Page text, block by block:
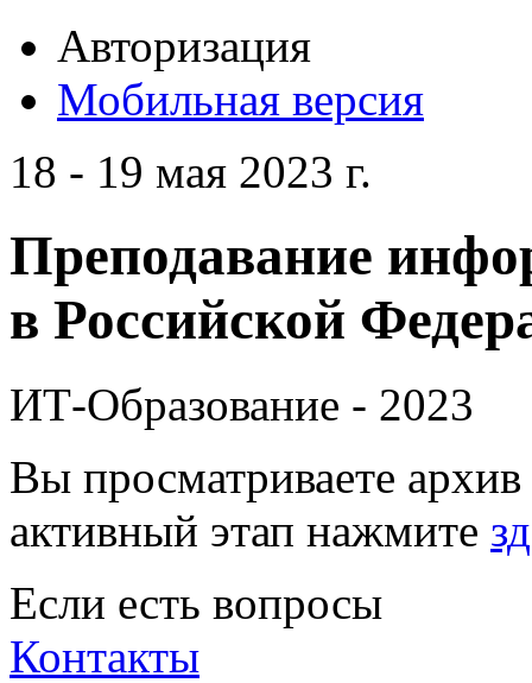
Авторизация
Мобильная версия
18 - 19 мая 2023 г.
Преподавание
в Российской
ИТ-Образование - 2023
Вы просматриваете
активный этап нажмите
Если есть вопросы
Контакты